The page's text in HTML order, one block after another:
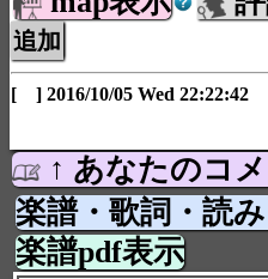
[ ] 2016/10/05 Wed 22:22:42
↑ あなたのコ
楽譜・歌詞・読
楽譜pdf表示